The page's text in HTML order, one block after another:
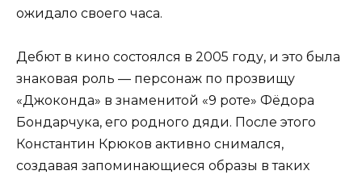
ожидало своего часа.
Дебют в кино состоялся в 2005 году, и это была
знаковая роль — персонаж по прозвищу
«Джоконда» в знаменитой «9 роте» Фёдора
Бондарчука, его родного дяди. После этого
Константин Крюков активно снимался,
создавая запоминающиеся образы в таких